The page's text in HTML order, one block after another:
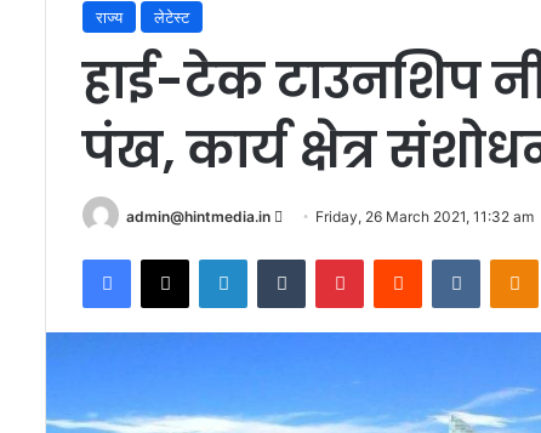
राज्य लेटेस्ट
हाई-टेक टाउनशिप
पंख, कार्य क्षेत्र
admin@hintmedia.in
Send
email
Friday, 26 March 2021, 11:32 am
Facebook
X LinkedInTumblr PinterestReddit